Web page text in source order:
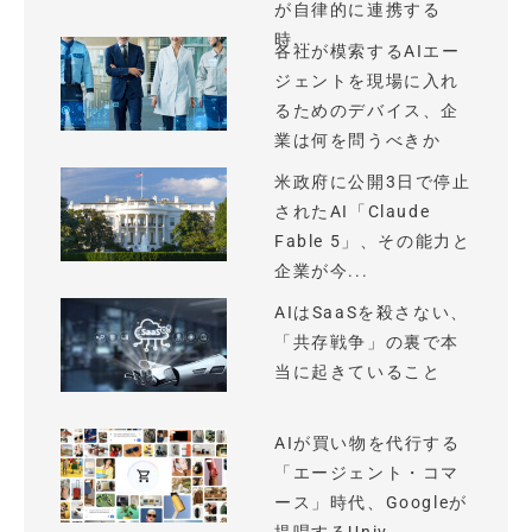
が自律的に連携する
時...
各社が模索するAIエー
ジェントを現場に入れ
るためのデバイス、企
業は何を問うべきか
米政府に公開3日で停止
されたAI「Claude
Fable 5」、その能力と
企業が今...
AIはSaaSを殺さない、
「共存戦争」の裏で本
当に起きていること
AIが買い物を代行する
「エージェント・コマ
ース」時代、Googleが